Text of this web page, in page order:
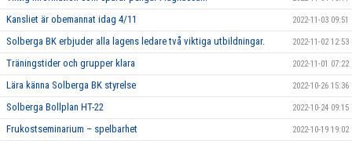
Kansliet är obemannat idag 4/11 2022-11-03 09:51
Solberga BK erbjuder alla lagens ledare två viktiga utbildningar. 2022-11-02 12:53
Träningstider och grupper klara 2022-11-01 07:22
Lära känna Solberga BK styrelse 2022-10-26 15:36
Solberga Bollplan HT-22 2022-10-24 09:15
Frukostseminarium – spelbarhet 2022-10-19 19:02